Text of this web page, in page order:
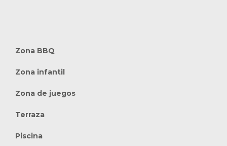
Zona BBQ
Zona infantil
Zona de juegos
Terraza
Piscina